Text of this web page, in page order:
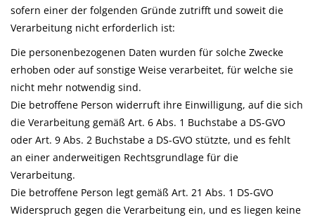
sofern einer der folgenden Gründe zutrifft und soweit die
Verarbeitung nicht erforderlich ist:
Die personenbezogenen Daten wurden für solche Zwecke
erhoben oder auf sonstige Weise verarbeitet, für welche sie
nicht mehr notwendig sind.
Die betroffene Person widerruft ihre Einwilligung, auf die sich
die Verarbeitung gemäß Art. 6 Abs. 1 Buchstabe a DS-GVO
oder Art. 9 Abs. 2 Buchstabe a DS-GVO stützte, und es fehlt
an einer anderweitigen Rechtsgrundlage für die
Verarbeitung.
Die betroffene Person legt gemäß Art. 21 Abs. 1 DS-GVO
Widerspruch gegen die Verarbeitung ein, und es liegen keine